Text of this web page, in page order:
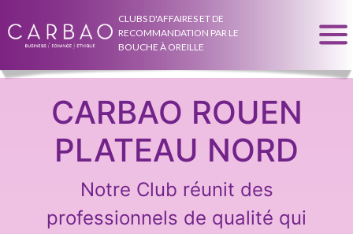
CLUBS D'AFFAIRES ET DE
RECOMMANDATION PAR LE
BOUCHE À OREILLE
CARBAO ROUEN
PLATEAU NORD
Notre Club réunit des
professionnels de qualité qui